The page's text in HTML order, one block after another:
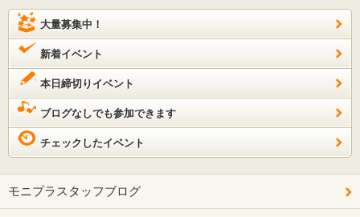
大量募集中！
新着イベント
本日締切りイベント
ブログなしでも参加できます
チェックしたイベント
モニプラスタッフブログ